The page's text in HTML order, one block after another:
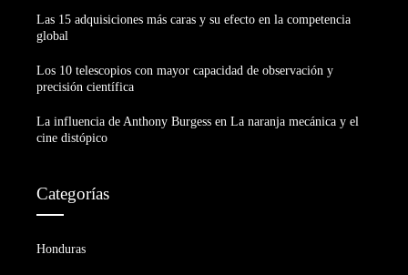
Las 15 adquisiciones más caras y su efecto en la competencia
global
Los 10 telescopios con mayor capacidad de observación y
precisión científica
La influencia de Anthony Burgess en La naranja mecánica y el
cine distópico
Categorías
Honduras